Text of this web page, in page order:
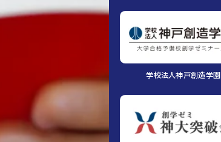
学校法人神戸創造学園